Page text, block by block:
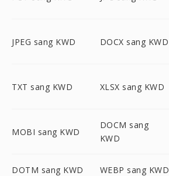
JPEG sang KWD DOCX sang KWD
TXT sang KWD XLSX sang KWD
MOBI sang KWD
DOCM sang
KWD
DOTM sang KWD WEBP sang KWD